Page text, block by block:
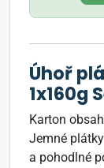
Úhoř
1x160g
Karton
Jemné
a pohodlné